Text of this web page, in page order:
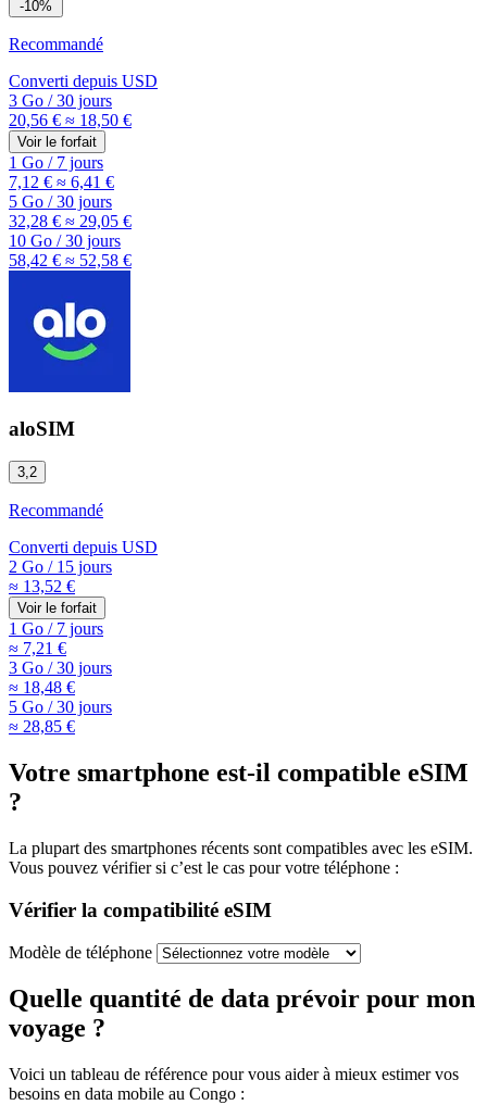
-10%
Recommandé
Converti depuis USD
3 Go /30 jours
20,56 € ≈ 18,50 €
Voir le forfait
1 Go /7 jours
7,12 € ≈ 6,41 €
5 Go /30 jours
32,28 € ≈ 29,05 €
10 Go /30 jours
58,42 € ≈ 52,58 €
aloSIM
3,2
Recommandé
Converti depuis USD
2 Go /15 jours
≈ 13,52 €
Voir le forfait
1 Go /7 jours
≈ 7,21 €
3 Go /30 jours
≈ 18,48 €
5 Go /30 jours
≈ 28,85 €
Votre smartphone est-il compatible eSIM
?
La plupart des smartphones récents sont compatibles avec les eSIM.
Vous pouvez vérifier si c’est le cas pour votre téléphone :
Vérifier la compatibilité eSIM
Modèle de téléphone
Quelle quantité de data prévoir pour mon
voyage ?
Voici un tableau de référence pour vous aider à mieux estimer vos
besoins en data mobile au Congo :